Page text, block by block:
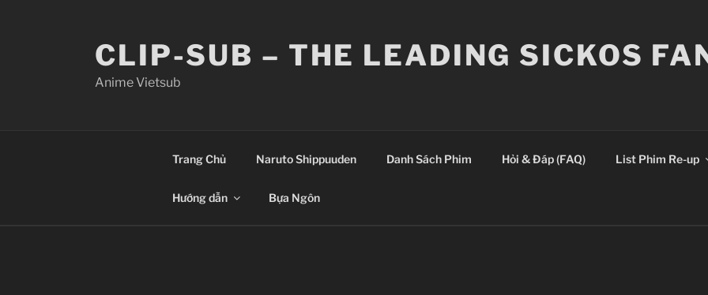
CLIP-SUB – THE LEADING SICKOS
Anime Vietsub
Trang Chủ Naruto Shippuuden Danh Sách Phim Hỏi & Đáp (FAQ) List Phim Re-up
Hướng dẫn Bựa Ngôn